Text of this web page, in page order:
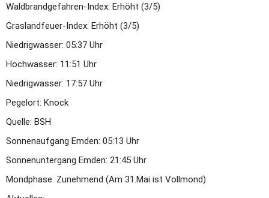
Waldbrandgefahren-Index: Erhöht (3/5)
Graslandfeuer-Index: Erhöht (3/5)
Niedrigwasser: 05:37 Uhr
Hochwasser: 11:51 Uhr
Niedrigwasser: 17:57 Uhr
Pegelort: Knock
Quelle: BSH
Sonnenaufgang Emden: 05:13 Uhr
Sonnenuntergang Emden: 21:45 Uhr
Mondphase: Zunehmend (Am 31.Mai ist Vollmond)